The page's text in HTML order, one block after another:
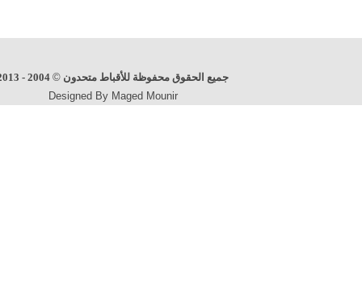
جميع الحقوق محفوظة للأقباط متحدون©
2004 - 2013
Designed By Maged Mounir